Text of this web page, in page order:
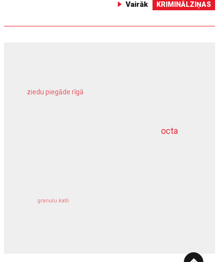
Vairāk KRIMINĀLZIŅAS
octa
ziedu piegāde rīgā
granulu katli
dziļurbums